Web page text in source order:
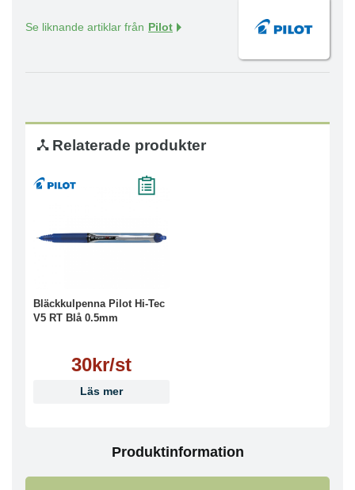
Se liknande artiklar från Pilot
Relaterade produkter
Bläckkulpenna Pilot Hi-Tec
V5 RT Blå 0.5mm
30kr/st
Läs mer
Produktinformation